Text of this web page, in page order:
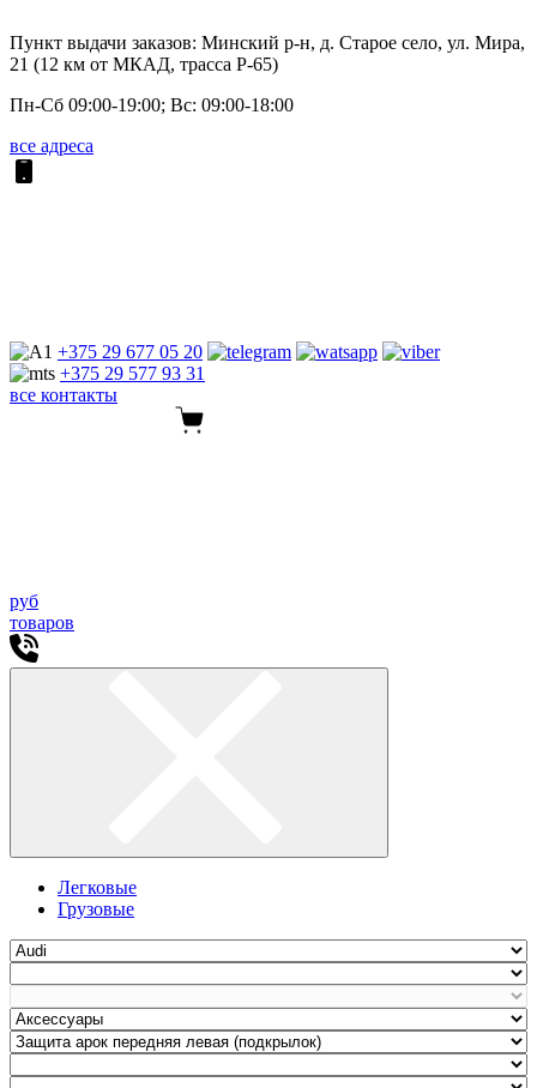
Пункт выдачи заказов: Минский р-н, д. Старое село, ул. Мира,
21 (12 км от МКАД, трасса P-65)
Пн-Сб 09:00-19:00; Вс: 09:00-18:00
все адреса
+375 29 677 05 20
+375 29 577 93 31
все контакты
руб
товаров
Легковые
Грузовые